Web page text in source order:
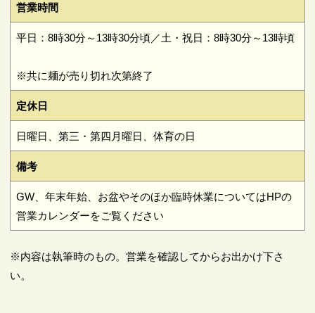
営業時間
平日：8時30分～13時30分頃／土・祝日：8時30分～13時頃
※共に麺が売り切れ次第終了
定休日
日曜日、第三・第四月曜日、体育の日
備考
GW、年末年始、お盆やそのほか臨時休業についてはHPの
営業カレンダーをご覧ください
※内容は執筆時のもの。営業を確認してからお出かけ下さ
い。